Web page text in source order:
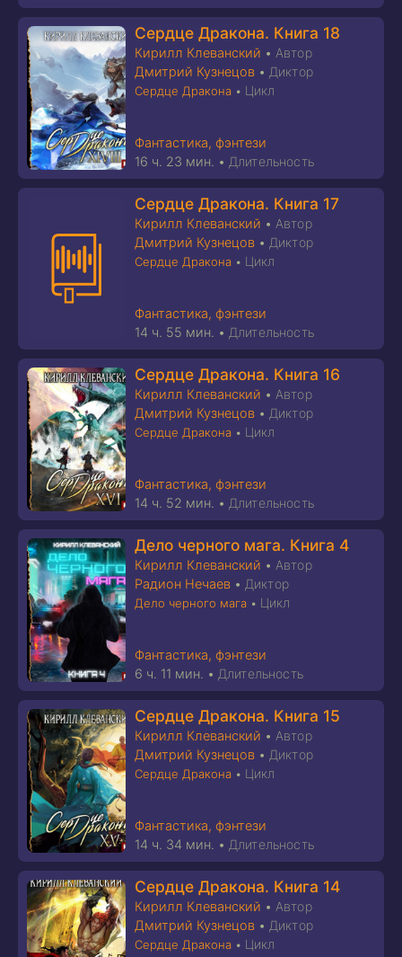
Сердце Дракона. Книга 18
Кирилл Клеванский • Автор
Дмитрий Кузнецов • Диктор
Сердце Дракона • Цикл
Фантастика, фэнтези
16 ч. 23 мин. • Длительность
Сердце Дракона. Книга 17
Кирилл Клеванский • Автор
Дмитрий Кузнецов • Диктор
Сердце Дракона • Цикл
Фантастика, фэнтези
14 ч. 55 мин. • Длительность
Сердце Дракона. Книга 16
Кирилл Клеванский • Автор
Дмитрий Кузнецов • Диктор
Сердце Дракона • Цикл
Фантастика, фэнтези
14 ч. 52 мин. • Длительность
Дело черного мага. Книга 4
Кирилл Клеванский • Автор
Радион Нечаев • Диктор
Дело черного мага • Цикл
Фантастика, фэнтези
6 ч. 11 мин. • Длительность
Сердце Дракона. Книга 15
Кирилл Клеванский • Автор
Дмитрий Кузнецов • Диктор
Сердце Дракона • Цикл
Фантастика, фэнтези
14 ч. 34 мин. • Длительность
Сердце Дракона. Книга 14
Кирилл Клеванский • Автор
Дмитрий Кузнецов • Диктор
Сердце Дракона • Цикл